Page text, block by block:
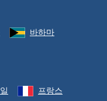
바하마
프랑스